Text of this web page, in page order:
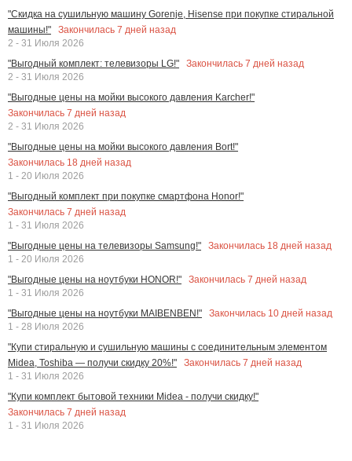
"Скидка на сушильную машину Gorenje, Hisense при покупке стиральной
машины!"
Закончилась 7 дней назад
2 - 31 Июля 2026
"Выгодный комплект: телевизоры LG!"
Закончилась 7 дней назад
2 - 31 Июля 2026
"Выгодные цены на мойки высокого давления Karcher!"
Закончилась 7 дней назад
2 - 31 Июля 2026
"Выгодные цены на мойки высокого давления Bort!"
Закончилась 18 дней назад
1 - 20 Июля 2026
"Выгодный комплект при покупке смартфона Honor!"
Закончилась 7 дней назад
1 - 31 Июля 2026
"Выгодные цены на телевизоры Samsung!"
Закончилась 18 дней назад
1 - 20 Июля 2026
"Выгодные цены на ноутбуки HONOR!"
Закончилась 7 дней назад
1 - 31 Июля 2026
"Выгодные цены на ноутбуки MAIBENBEN!"
Закончилась 10 дней назад
1 - 28 Июля 2026
"Купи стиральную и сушильную машины с соединительным элементом
Midea, Toshiba — получи скидку 20%!"
Закончилась 7 дней назад
1 - 31 Июля 2026
"Купи комплект бытовой техники Midea - получи скидку!"
Закончилась 7 дней назад
1 - 31 Июля 2026